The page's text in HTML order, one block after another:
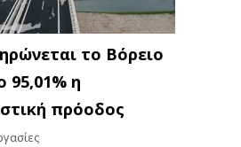
το Βόρειο
95,01% η
πρόοδος